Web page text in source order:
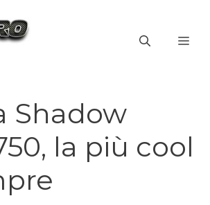
Shadow
la più cool